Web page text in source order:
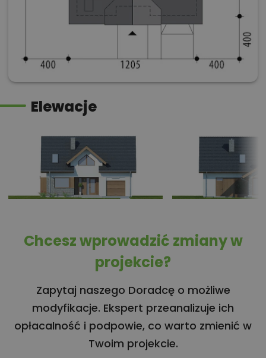
Elewacje
Chcesz wprowadzić zmiany w
projekcie?
Zapytaj naszego Doradcę o możliwe
modyfikacje. Ekspert przeanalizuje ich
opłacalność i podpowie, co warto zmienić w
Twoim projekcie.